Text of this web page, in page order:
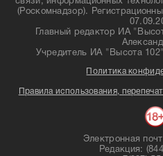
(Роскомнадзор).
Главный редактор ИА
Учредитель ИА "Высота
Политика
Правила использования,
Электронная
Редакция: